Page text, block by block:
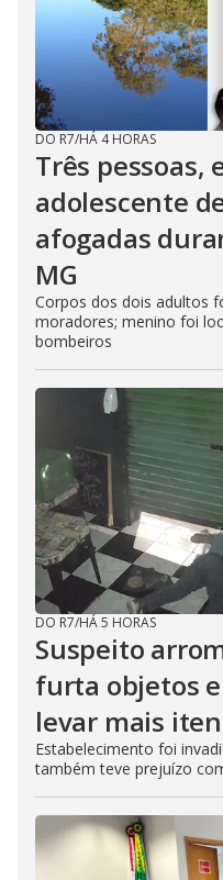
DO R7/HÁ 4 HORAS
Três pessoas,
adolescente
afogadas
MG
Corpos dos dois adultos
moradores; menino foi
bombeiros
DO R7/HÁ 5 HORAS
Suspeito
furta objetos
levar mais
Estabelecimento foi
também teve prejuízo